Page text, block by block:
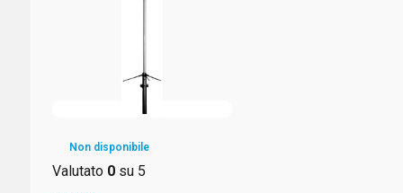
Non disponibile
Valutato 0su 5